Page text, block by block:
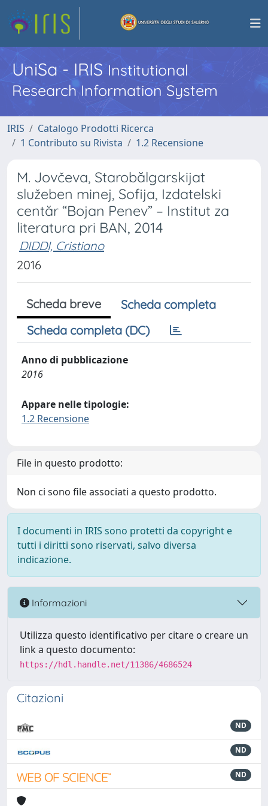
UniSa - IRISInstitutional
Research Information System
IRIS
Catalogo Prodotti Ricerca
1 Contributo su Rivista
1.2 Recensione
M. Jovčeva, Starobălgarskijat
služeben minej, Sofija, Izdatelski
centăr “Bojan Penev” – Institut za
literatura pri BAN, 2014
DIDDI, Cristiano
2016
Scheda breve
Scheda completa
Scheda completa (DC)
Anno di pubblicazione
2016
Appare nelle tipologie:
1.2 Recensione
File in questo prodotto:
Non ci sono file associati a questo prodotto.
I documenti in IRIS sono protetti da copyright e
tutti i diritti sono riservati, salvo diversa
indicazione.
Informazioni
Utilizza questo identificativo per citare o creare un
link a questo documento:
https://hdl.handle.net/11386/4686524
Citazioni
ND
ND
ND